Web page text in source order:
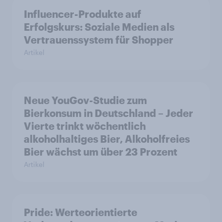
Influencer-Produkte auf
Erfolgskurs: Soziale Medien als
Vertrauenssystem für Shopper
Artikel
Neue YouGov-Studie zum
Bierkonsum in Deutschland – Jeder
Vierte trinkt wöchentlich
alkoholhaltiges Bier, Alkoholfreies
Bier wächst um über 23 Prozent
Artikel
Pride: Werteorientierte